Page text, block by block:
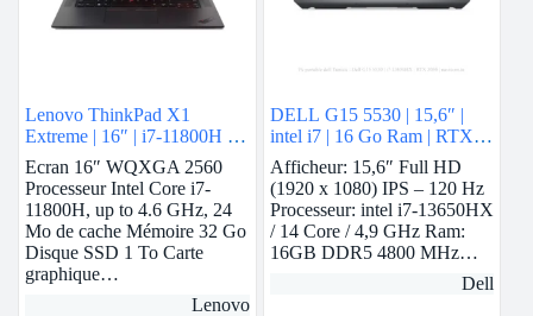
Lenovo ThinkPad X1
Extreme | 16″ | i7-11800H |
32GB Ram | RTX 3060 | 1
To SSD
Ecran 16″ WQXGA 2560
Processeur Intel Core i7-
11800H, up to 4.6 GHz, 24
Mo de cache Mémoire 32 Go
Disque SSD 1 To Carte
graphique…
Lenovo
DELL G15 5530 | 15,6″ |
intel i7 | 16 Go Ram | RTX
3050
Afficheur: 15,6″ Full HD
(1920 x 1080) IPS – 120 Hz
Processeur: intel i7-13650HX
/ 14 Core / 4,9 GHz Ram:
16GB DDR5 4800 MHz…
Dell